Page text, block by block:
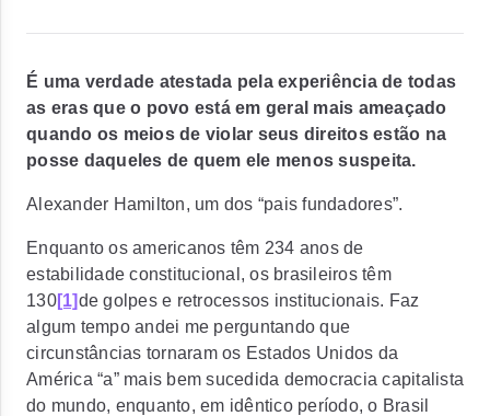
É uma verdade atestada pela experiência de todas
as eras que o povo está em geral mais ameaçado
quando os meios de violar seus direitos estão na
posse daqueles de quem ele menos suspeita.
Alexander Hamilton, um dos “pais fundadores”.
Enquanto os americanos têm 234 anos de
estabilidade constitucional, os brasileiros têm
130[1]de golpes e retrocessos institucionais. Faz
algum tempo andei me perguntando que
circunstâncias tornaram os Estados Unidos da
América “a” mais bem sucedida democracia capitalista
do mundo, enquanto, em idêntico período, o Brasil